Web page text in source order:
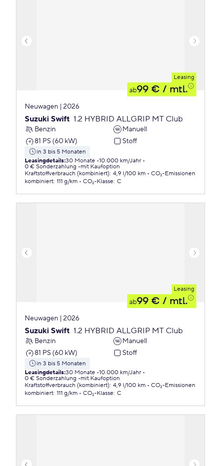
Leasing
ab99 € / mtl.
Neuwagen | 2026
Suzuki Swift 1.2 HYBRID ALLGRIP MT Club
Benzin
Manuell
81 PS (60 kW)
Stoff
in 3 bis 5 Monaten
Leasingdetails:30 Monate 10.000 km/Jahr
0 € Sonderzahlung
mit Kaufoption
Kraftstoffverbrauch (kombiniert): 4,9 l/100 km
CO₂-Emissionen
kombiniert: 111 g/km CO₂-Klasse: C
Leasing
ab99 € / mtl.
Neuwagen | 2026
Suzuki Swift 1.2 HYBRID ALLGRIP MT Club
Benzin
Manuell
81 PS (60 kW)
Stoff
in 3 bis 5 Monaten
Leasingdetails:30 Monate 10.000 km/Jahr
0 € Sonderzahlung
mit Kaufoption
Kraftstoffverbrauch (kombiniert): 4,9 l/100 km
CO₂-Emissionen
kombiniert: 111 g/km CO₂-Klasse: C